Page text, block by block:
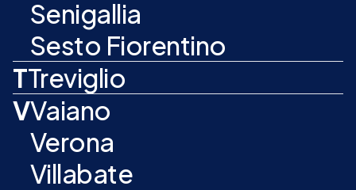
Senigallia
Sesto Fiorentino
TTreviglio
VVaiano
Verona
Villabate